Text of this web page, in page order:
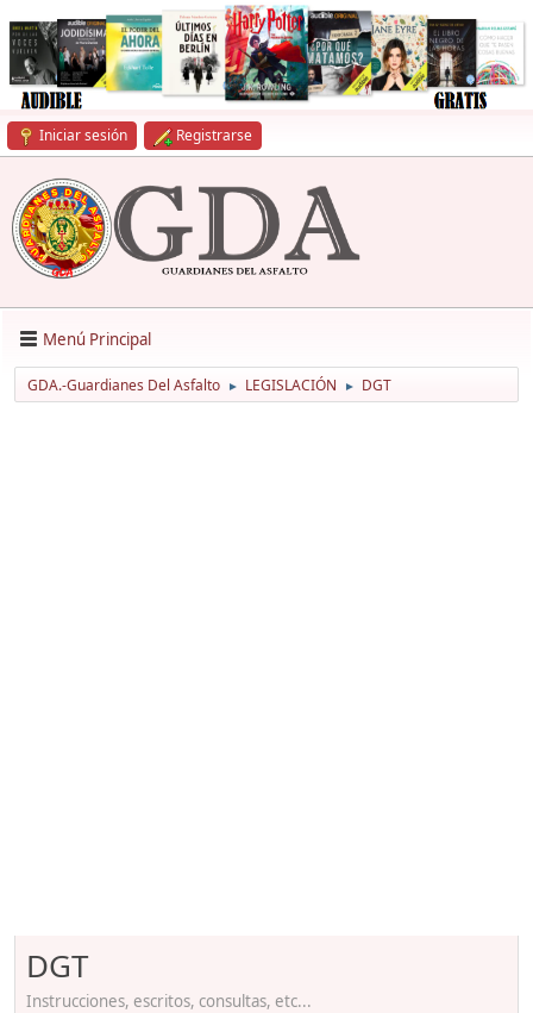
Iniciar sesión Registrarse
Menú Principal
GDA.-Guardianes Del Asfalto ► LEGISLACIÓN ► DGT
DGT
Instrucciones, escritos, consultas, etc...